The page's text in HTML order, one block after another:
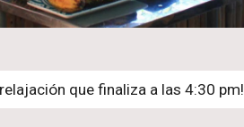
que finaliza a las 4:30